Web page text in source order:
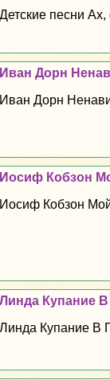
Детские песни
Иван Дорн
Иван Дорн
Иосиф Кобзон
Иосиф Кобзон
Линда Купание
Линда Купание В